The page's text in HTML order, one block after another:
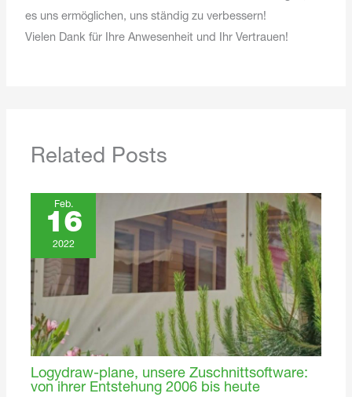
es uns ermöglichen, uns ständig zu verbessern!
Vielen Dank für Ihre Anwesenheit und Ihr Vertrauen!
Related Posts
Feb.
16
2022
Logydraw-plane, unsere Zuschnittsoftware:
von ihrer Entstehung 2006 bis heute